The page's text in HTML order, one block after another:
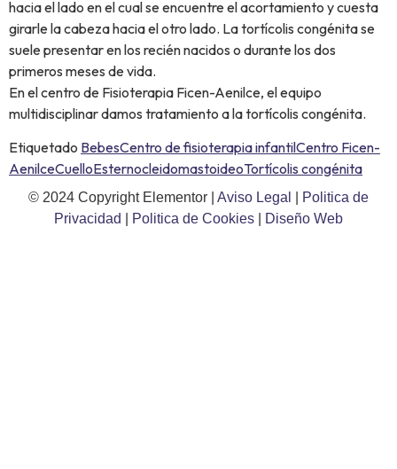
hacia el lado en el cual se encuentre el acortamiento y cuesta
girarle la cabeza hacia el otro lado. La tortícolis congénita se
suele presentar en los recién nacidos o durante los dos
primeros meses de vida.
En el centro de Fisioterapia Ficen-Aenilce, el equipo
multidisciplinar damos tratamiento a la tortícolis congénita.
Etiquetado BebesCentro de fisioterapia infantilCentro Ficen-
AenilceCuelloEsternocleidomastoideoTortícolis congénita
© 2024 Copyright Elementor | Aviso Legal
Politica de
Privacidad
Politica de Cookies Diseño Web